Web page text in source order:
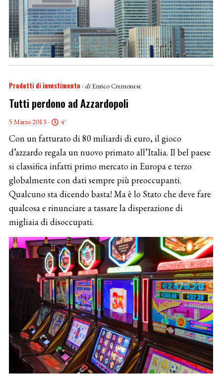
Prodotti di investimento - diEnrico Cremonese
Tutti perdono ad Azzardopoli
5 Marzo 2013 - 4'
Con un fatturato di 80 miliardi di euro, il gioco
d’azzardo regala un nuovo primato all’Italia. Il bel paese
si classifica infatti primo mercato in Europa e terzo
globalmente con dati sempre più preoccupanti.
Qualcuno sta dicendo basta! Ma è lo Stato che deve fare
qualcosa e rinunciare a tassare la disperazione di
migliaia di disoccupati.